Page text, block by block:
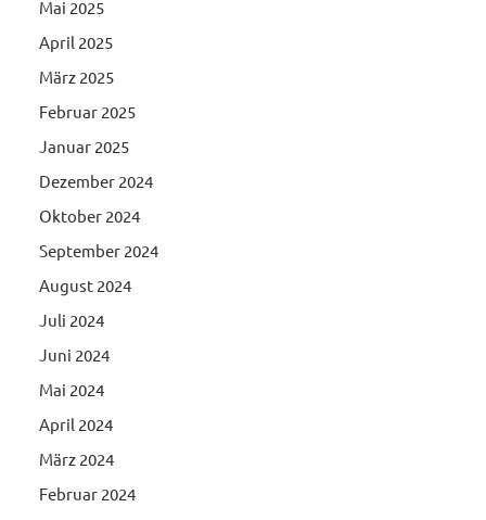
Mai 2025
April 2025
März 2025
Februar 2025
Januar 2025
Dezember 2024
Oktober 2024
September 2024
August 2024
Juli 2024
Juni 2024
Mai 2024
April 2024
März 2024
Februar 2024